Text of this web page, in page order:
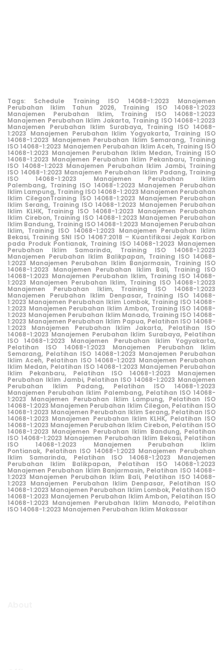
Tags: Schedule Training ISO 14068-1:2023 Manajemen
Perubahan Iklim Tahun 2026, Training ISO 14068-1:2023
Manajemen Perubahan Iklim, Training ISO 14068-1:2023
Manajemen Perubahan Iklim Jakarta, Training ISO 14068-1:2023
Manajemen Perubahan Iklim Surabaya, Training ISO 14068-
1:2023 Manajemen Perubahan Iklim Yogyakarta, Training ISO
14068-1:2023 Manajemen Perubahan Iklim Semarang, Training
ISO 14068-1:2023 Manajemen Perubahan Iklim Aceh, Training ISO
14068-1:2023 Manajemen Perubahan Iklim Medan, Training ISO
14068-1:2023 Manajemen Perubahan Iklim Pekanbaru, Training
ISO 14068-1:2023 Manajemen Perubahan Iklim Jambi, Training
ISO 14068-1:2023 Manajemen Perubahan Iklim Padang, Training
ISO 14068-1:2023 Manajemen Perubahan Iklim
Palembang, Training ISO 14068-1:2023 Manajemen Perubahan
Iklim Lampung, Training ISO 14068-1:2023 Manajemen Perubahan
Iklim CilegonTraining ISO 14068-1:2023 Manajemen Perubahan
Iklim Serang, Training ISO 14068-1:2023 Manajemen Perubahan
Iklim KLHK,Training ISO 14068-1:2023 Manajemen Perubahan
Iklim Cirebon, Training ISO 14068-1:2023 Manajemen Perubahan
Iklim Bandung, Training ISO 14068-1:2023 Manajemen Perubahan
Iklim, Training ISO 14068-1:2023 Manajemen Perubahan Iklim
Bekasi, Training SNI ISO 14067:2018 – Kuantifikasi Jejak Karbon
pada Produk Pontianak, Training ISO 14068-1:2023 Manajemen
Perubahan Iklim Samarinda, Training ISO 14068-1:2023
Manajemen Perubahan Iklim Balikpapan, Training ISO 14068-
1:2023 Manajemen Perubahan Iklim Banjarmasin,Training ISO
14068-1:2023 Manajemen Perubahan Iklim Bali, Training ISO
14068-1:2023 Manajemen Perubahan Iklim, Training ISO 14068-
1:2023 Manajemen Perubahan Iklim, Training ISO 14068-1:2023
Manajemen Perubahan Iklim, Training ISO 14068-1:2023
Manajemen Perubahan Iklim Denpasar,Training ISO 14068-
1:2023 Manajemen Perubahan Iklim Lombok, Training ISO 14068-
1:2023 Manajemen Perubahan Iklim Ambon, Training ISO 14068-
1:2023 Manajemen Perubahan Iklim Manado, Training ISO 14068-
1:2023 Manajemen Perubahan Iklim Papua, Pelatihan ISO 14068-
1:2023 Manajemen Perubahan Iklim Jakarta, Pelatihan ISO
14068-1:2023 Manajemen Perubahan Iklim Surabaya, Pelatihan
ISO 14068-1:2023 Manajemen Perubahan Iklim Yogyakarta,
Pelatihan ISO 14068-1:2023 Manajemen Perubahan Iklim
Semarang, Pelatihan ISO 14068-1:2023 Manajemen Perubahan
Iklim Aceh, Pelatihan ISO 14068-1:2023 Manajemen Perubahan
Iklim Medan, Pelatihan ISO 14068-1:2023 Manajemen Perubahan
Iklim Pekanbaru, Pelatihan ISO 14068-1:2023 Manajemen
Perubahan Iklim Jambi, Pelatihan ISO 14068-1:2023 Manajemen
Perubahan Iklim Padang, Pelatihan ISO 14068-1:2023
Manajemen Perubahan Iklim Palembang, Pelatihan ISO 14068-
1:2023 Manajemen Perubahan Iklim Lampung, Pelatihan ISO
14068-1:2023 Manajemen Perubahan Iklim Cilegon, Pelatihan ISO
14068-1:2023 Manajemen Perubahan Iklim Serang, Pelatihan ISO
14068-1:2023 Manajemen Perubahan Iklim KLHK, Pelatihan ISO
14068-1:2023 Manajemen Perubahan Iklim Cirebon, Pelatihan ISO
14068-1:2023 Manajemen Perubahan Iklim Bandung, Pelatihan
ISO 14068-1:2023 Manajemen Perubahan Iklim Bekasi, Pelatihan
ISO 14068-1:2023 Manajemen Perubahan Iklim
Pontianak, Pelatihan ISO 14068-1:2023 Manajemen Perubahan
Iklim Samarinda, Pelatihan ISO 14068-1:2023 Manajemen
Perubahan Iklim Balikpapan, Pelatihan ISO 14068-1:2023
Manajemen Perubahan Iklim Banjarmasin, Pelatihan ISO 14068-
1:2023 Manajemen Perubahan Iklim Bali, Pelatihan ISO 14068-
1:2023 Manajemen Perubahan Iklim Denpasar, Pelatihan ISO
14068-1:2023 Manajemen Perubahan Iklim Lombok, Pelatihan ISO
14068-1:2023 Manajemen Perubahan Iklim Ambon, Pelatihan ISO
14068-1:2023 Manajemen Perubahan Iklim Manado, Pelatihan
ISO 14068-1:2023 Manajemen Perubahan Iklim Makassar